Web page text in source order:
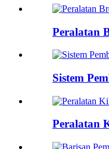
Peralatan
Sistem
Peralatan